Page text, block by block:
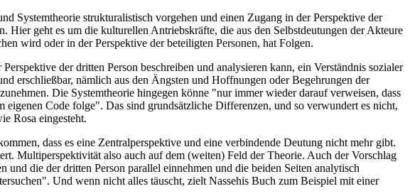
Systemtheorie strukturalistisch vorgehen und einen Zugang in der Perspektive der
Hier geht es um die kulturellen Antriebskräfte, die aus den Selbstdeutungen der Akteure
wird oder in der Perspektive der beteiligten Personen, hat Folgen.
der dritten Person beschreiben und analysieren kann, ein Verständnis sozialer
erschließbar, nämlich aus den Ängsten und Hoffnungen oder Begehrungen der
Die Systemtheorie hingegen könne "nur immer wieder darauf verweisen, dass
Code folge". Das sind grundsätzliche Differenzen, und so verwundert es nicht,
Rosa eingesteht.
dass es eine Zentralperspektive und eine verbindende Deutung nicht mehr gibt.
Multiperspektivität also auch auf dem (weiten) Feld der Theorie. Auch der Vorschlag
die der dritten Person parallel einnehmen und die beiden Seiten analytisch
Und wenn nicht alles täuscht, zielt Nassehis Buch zum Beispiel mit einer